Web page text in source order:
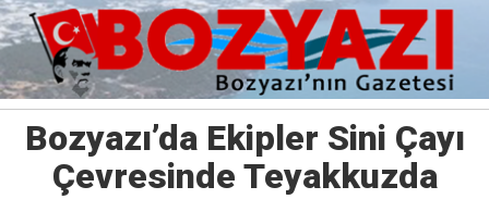
Bozyazı’da Ekipler Sini Çayı
Çevresinde Teyakkuzda